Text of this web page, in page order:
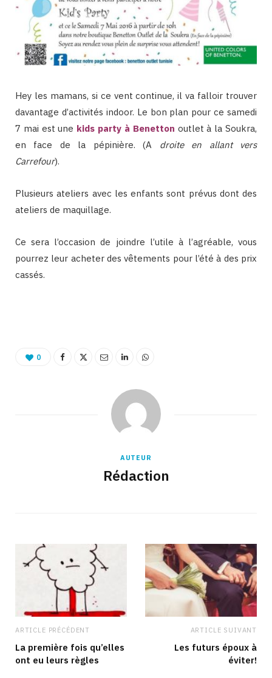
Hey les mamans, si ce vent continue, il va falloir trouver
davantage d’activités indoor. Le bon plan pour ce samedi
7 mai est une kids party à Benetton outlet à la Soukra,
en face de la pépinière. (A droite en allant vers
Carrefour).
Plusieurs ateliers avec les enfants sont prévus dont des
ateliers de maquillage.
Ce sera l’occasion de joindre l’utile à l’agréable, vous
pourrez leur acheter des vêtements pour l’été à des prix
cassés.
0
AUTEUR
Rédaction
ARTICLE PRÉCÉDENT
La première fois qu’elles
ont eu leurs règles
ARTICLE SUIVANT
Les futurs époux à
éviter!